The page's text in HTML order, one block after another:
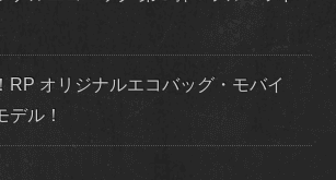
RP オリジナルエコバッグ・モバイ
デル！